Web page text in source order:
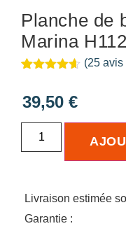
Planche de
Marina H112
basé sur
notations
client
(25 avis
39,50 €
Livraison estimée
Garantie :